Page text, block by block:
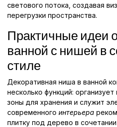
светового потока, создавая
перегрузки пространства.
Практичные идеи
ванной с нишей в
стиле
Декоративная ниша в ванной
несколько функций:
зоны для хранения и служит
современного интерьера
плитку под дерево в